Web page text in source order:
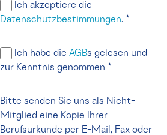
Ich akzeptiere die
Datenschutzbestimmungen. *
Ich habe die AGBs gelesen und
zur Kenntnis genommen *
Bitte senden Sie uns als Nicht-
Mitglied eine Kopie Ihrer
Berufsurkunde per E-Mail, Fax oder